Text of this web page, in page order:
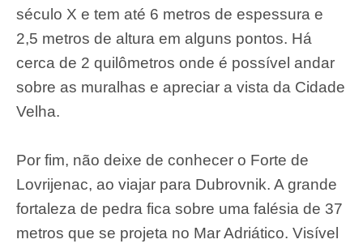
século X e tem até 6 metros de espessura e
2,5 metros de altura em alguns pontos. Há
cerca de 2 quilômetros onde é possível andar
sobre as muralhas e apreciar a vista da Cidade
Velha.
Por fim, não deixe de conhecer o Forte de
Lovrijenac, ao viajar para Dubrovnik. A grande
fortaleza de pedra fica sobre uma falésia de 37
metros que se projeta no Mar Adriático. Visível